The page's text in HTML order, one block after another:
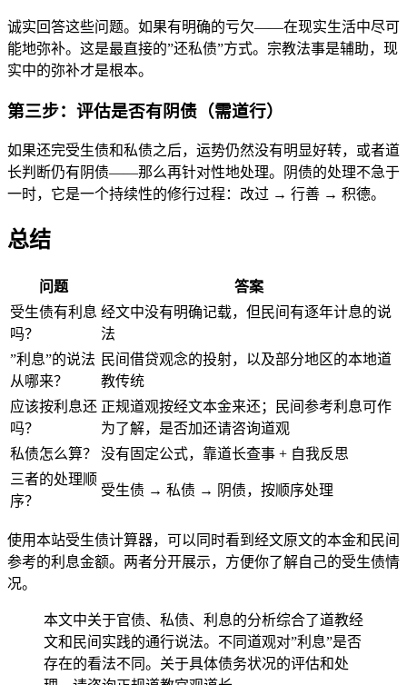
诚实回答这些问题。如果有明确的亏欠——在现实生活中尽可
能地弥补。这是最直接的”还私债”方式。宗教法事是辅助，现
实中的弥补才是根本。
第三步：评估是否有阴债（需道行）
如果还完受生债和私债之后，运势仍然没有明显好转，或者道
长判断仍有阴债——那么再针对性地处理。阴债的处理不急于
一时，它是一个持续性的修行过程：改过 → 行善 → 积德。
总结
问题
答案
受生债有利息
吗？
经文中没有明确记载，但民间有逐年计息的说
法
”利息”的说法
从哪来？
民间借贷观念的投射，以及部分地区的本地道
教传统
应该按利息还
吗？
正规道观按经文本金来还；民间参考利息可作
为了解，是否加还请咨询道观
私债怎么算？
没有固定公式，靠道长查事 + 自我反思
三者的处理顺
序？
受生债 → 私债 → 阴债，按顺序处理
使用本站受生债计算器，可以同时看到经文原文的本金和民间
参考的利息金额。两者分开展示，方便你了解自己的受生债情
况。
本文中关于官债、私债、利息的分析综合了道教经
文和民间实践的通行说法。不同道观对”利息”是否
存在的看法不同。关于具体债务状况的评估和处